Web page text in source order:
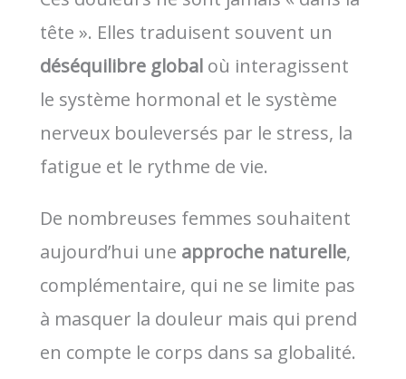
tête ». Elles traduisent souvent un
déséquilibre global où interagissent
le système hormonal et le système
nerveux bouleversés par le stress, la
fatigue et le rythme de vie.
De nombreuses femmes souhaitent
aujourd’hui une approche naturelle,
complémentaire, qui ne se limite pas
à masquer la douleur mais qui prend
en compte le corps dans sa globalité.